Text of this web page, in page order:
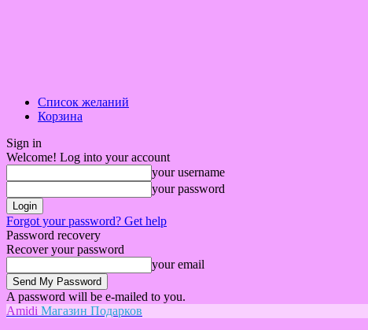
Список желаний
Корзина
Sign in
Welcome! Log into your account
your username
your password
Forgot your password? Get help
Password recovery
Recover your password
your email
A password will be e-mailed to you.
Amidi Магазин Подарков